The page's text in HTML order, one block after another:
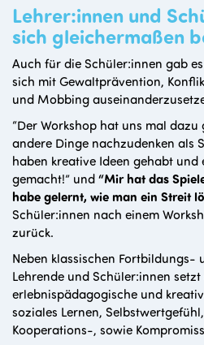
Lehrer:innen und
sich gleichermaßen
Auch für die Schüler:innen gab
sich mit Gewaltprävention,
und Mobbing
“Der Workshop hat uns mal
andere Dinge nachzudenken als
haben kreative Ideen gehabt und
gemacht!” und“Mir hat das
habe gelernt, wie man ein Streit
Schüler:innen nach einem
zurück.
Neben klassischen
Lehrende und Schüler:innen
erlebnispädagogische und
soziales Lernen,
Kooperations-, sowie